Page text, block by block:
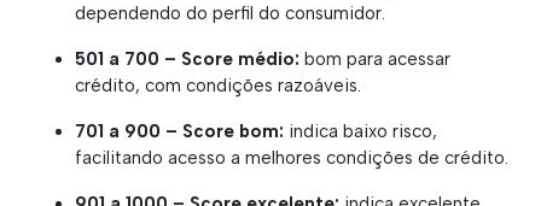
dependendo do perfil do consumidor.
501 a 700 – Score médio: bom para acessar
crédito, com condições razoáveis.
701 a 900 – Score bom: indica baixo risco,
facilitando acesso a melhores condições de crédito.